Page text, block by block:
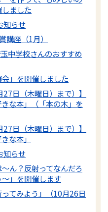
ました
知らせ
講座（1月）
中学校さんのおすすめ
会」を開催しました
日（木曜日）まで）】
きな本」（「本の木」を
日（木曜日）まで）】
な本」
知らせ
ん？反射ってなんだろ
」を開催します
ってみよう」（10月26日